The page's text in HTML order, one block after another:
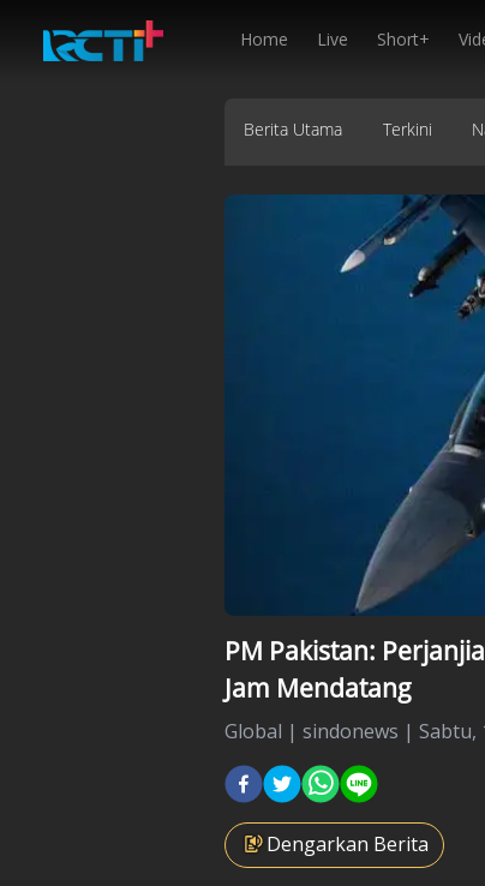
Home Live Short+
Berita Utama Terkini
PM Pakistan:
Jam Mendatang
Global | sindonews | Sabtu,
Dengarkan Berita